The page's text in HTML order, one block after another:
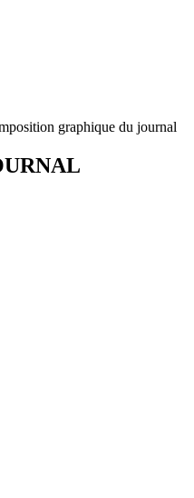
graphique du journal